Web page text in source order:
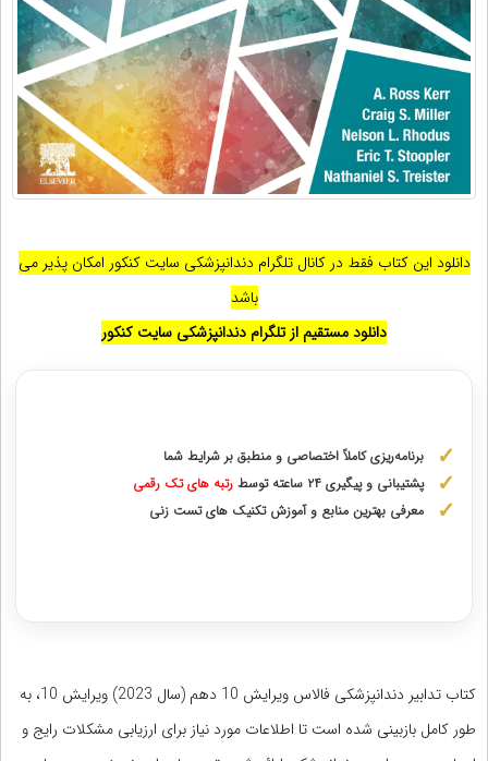
دانلود این کتاب فقط در کانال تلگرام دندانپزشکی سایت کنکور امکان پذیر می
باشد
دانلود مستقیم از تلگرام دندانپزشکی سایت کنکور
برنامه‌ریزی کاملاً اختصاصی و منطبق بر شرایط شما
پشتیبانی و پیگیری ۲۴ ساعته توسط
رتبه‌ های تک رقمی
معرفی بهترین منابع و آموزش تکنیک های تست زنی
کتاب تدابیر دندانپزشکی فالاس ویرایش 10 دهم (سال 2023) ویرایش 10، به
طور کامل بازبینی شده است تا اطلاعات مورد نیاز برای ارزیابی مشکلات رایج و